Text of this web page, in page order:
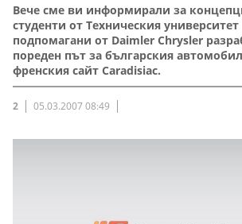
Вече сме ви информирали за
студенти от Техническия
подпомагани от Daimler Chrysler
пореден път за българския
френския сайт Caradisiac.
2 05.03.2007 08:49